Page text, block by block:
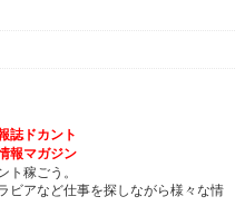
ドカント
い！
報を幅広く掲載しております。
すので、是非チェックしてみてください。